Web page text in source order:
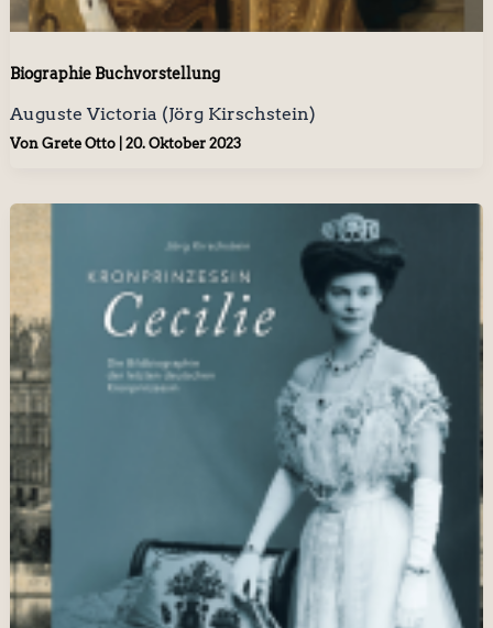
Biographie Buchvorstellung
Auguste Victoria (Jörg Kirschstein)
Von Grete Otto 20. Oktober 2023